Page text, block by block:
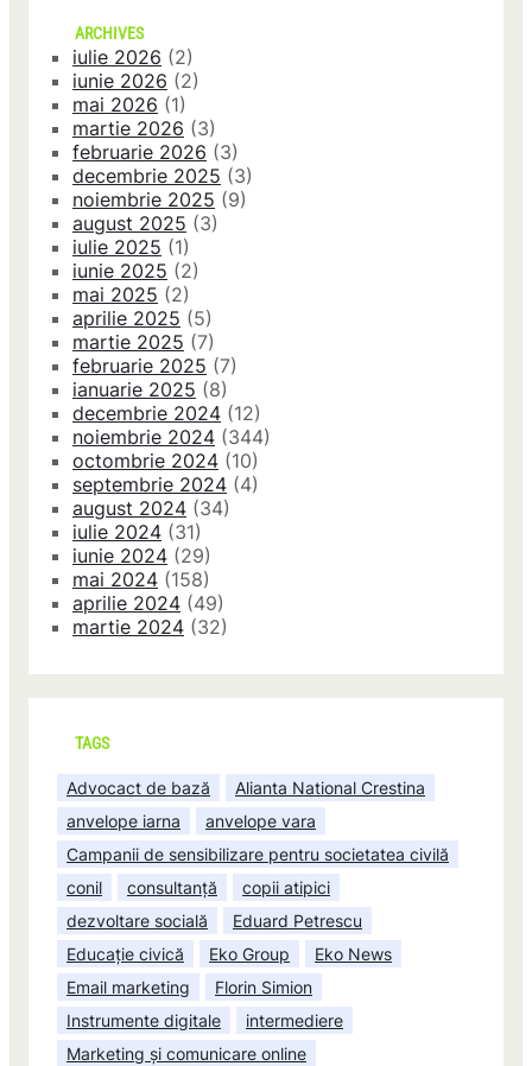
ARCHIVES
iulie 2026 (2)
iunie 2026 (2)
mai 2026 (1)
martie 2026 (3)
februarie 2026 (3)
decembrie 2025 (3)
noiembrie 2025 (9)
august 2025 (3)
iulie 2025 (1)
iunie 2025 (2)
mai 2025 (2)
aprilie 2025 (5)
martie 2025 (7)
februarie 2025 (7)
ianuarie 2025 (8)
decembrie 2024 (12)
noiembrie 2024 (344)
octombrie 2024 (10)
septembrie 2024 (4)
august 2024 (34)
iulie 2024 (31)
iunie 2024 (29)
mai 2024 (158)
aprilie 2024 (49)
martie 2024 (32)
TAGS
Advocact de bază
Alianta National Crestina
anvelope iarna
anvelope vara
Campanii de sensibilizare pentru societatea civilă
conil
consultanță
copii atipici
dezvoltare socială
Eduard Petrescu
Educație civică
Eko Group
Eko News
Email marketing
Florin Simion
Instrumente digitale
intermediere
Marketing și comunicare online